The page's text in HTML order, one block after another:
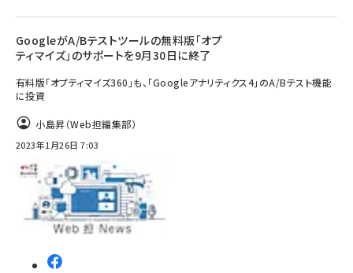
GoogleがA/Bテストツールの無料版「オプ
ティマイズ」のサポートを9月30日に終了
有料版「オプティマイズ360」も、「Googleアナリティクス4」のA/Bテスト機能
に投資
小島昇（Web担編集部）
2023年1月26日 7:03